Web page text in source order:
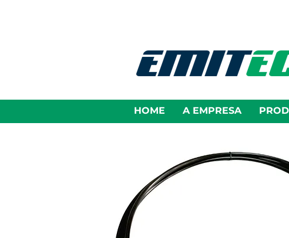
HOME A EMPRESA